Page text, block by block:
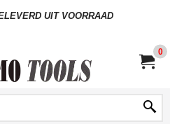
UIT VOORRAAD
0